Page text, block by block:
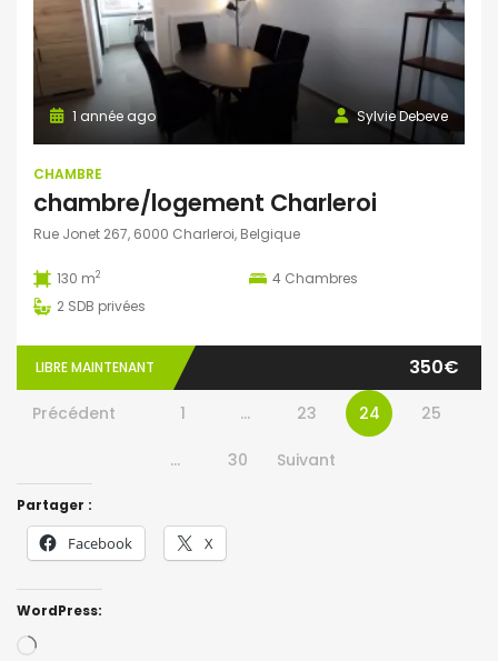
Sylvie Debeve
1 année ago
CHAMBRE
chambre/logement Charleroi
Rue Jonet 267, 6000 Charleroi, Belgique
130 m2 4 Chambres
2 SDB privées
LIBRE MAINTENANT 350€
Précédent 1 … 23 24 25
… 30 Suivant
Partager :
Facebook X
WordPress:
Loading…